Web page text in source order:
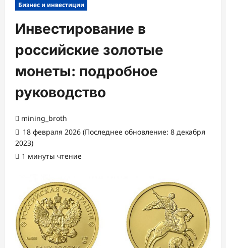
Бизнес и инвестиции
Инвестирование в
российские золотые
монеты: подробное
руководство
mining_broth
18 февраля 2026 (Последнее обновление: 8 декабря
2023)
1 минуты чтение